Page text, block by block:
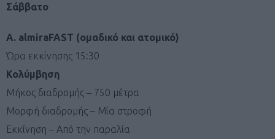
Σάββατο
Α. almiraFAST (ομαδικό και ατομικό)
Ώρα εκκίνησης 15:30
Κολύμβηση
Μήκος διαδρομής – 750 μέτρα
Μορφή διαδρομής – Μία στροφή
Εκκίνηση – Από την παραλία